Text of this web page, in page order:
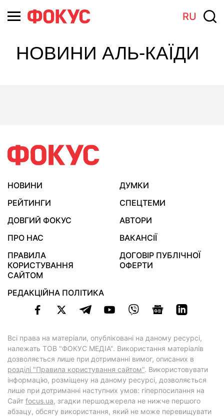
RU
НОВИНИ АЛЬ-КАЇДИ
НОВИНИ
ДУМКИ
РЕЙТИНГИ
СПЕЦТЕМИ
ДОВГИЙ ФОКУС
АВТОРИ
ПРО НАС
ВАКАНСІЇ
ПРАВИЛА
КОРИСТУВАННЯ
САЙТОМ
ДОГОВІР ПУБЛІЧНОЇ
ОФЕРТИ
РЕДАКЦІЙНА ПОЛІТИКА
Всі права на матеріали, опубліковані на даному ресурсі,
належать ТОВ "ФОКУС МЕДІА". Використання матеріалів
дозволяється лише при дотриманні вимог, описаних в
розділі "Правила користування сайтом". Використовувати
інформацію, розміщену на даному ресурсі, дозволяється
лише при дотриманні наступних умов: гіперпосилання на
Cайт focus.ua, згадки першоджерела не нижче першого
абзацу, обсягу використання, який не може перевищувати